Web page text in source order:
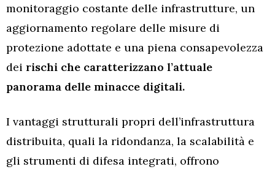
monitoraggio costante delle infrastrutture, un
aggiornamento regolare delle misure di
protezione adottate e una piena consapevolezza
dei rischi che caratterizzano l’attuale
panorama delle minacce digitali.
I vantaggi strutturali propri dell’infrastruttura
distribuita, quali la ridondanza, la scalabilità e
gli strumenti di difesa integrati, offrono